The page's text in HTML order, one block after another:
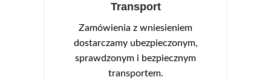
Transport
Zamówienia z wniesieniem
dostarczamy ubezpieczonym,
sprawdzonym i bezpiecznym
transportem.